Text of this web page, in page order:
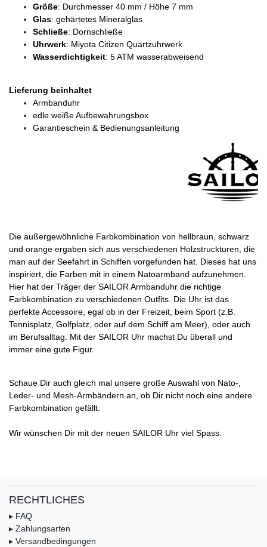
Größe: Durchmesser 40 mm / Höhe 7 mm
Glas: gehärtetes Mineralglas
Schließe: Dornschließe
Uhrwerk: Miyota Citizen Quartzuhrwerk
Wasserdichtigkeit: 5 ATM wasserabweisend
Lieferung beinhaltet
Armbanduhr
edle weiße Aufbewahrungsbox
Garantieschein & Bedienungsanleitung
Die außergewöhnliche Farbkombination von hellbraun, schwarz
und orange ergaben sich aus verschiedenen Holzstruckturen, die
man auf der Seefahrt in Schiffen vorgefunden hat. Dieses hat uns
inspiriert, die Farben mit in einem Natoarmband aufzunehmen.
Hier hat der Träger der SAILOR Armbanduhr die richtige
Farbkombination zu verschiedenen Outfits. Die Uhr ist das
perfekte Accessoire, egal ob in der Freizeit, beim Sport (z.B.
Tennisplatz, Golfplatz, oder auf dem Schiff am Meer), oder auch
im Berufsalltag. Mit der SAILOR Uhr machst Du überall und
immer eine gute Figur.
Schaue Dir auch gleich mal unsere große Auswahl von Nato-,
Leder- und Mesh-Armbändern an, ob Dir nicht noch eine andere
Farbkombination gefällt.
Wir wünschen Dir mit der neuen SAILOR Uhr viel Spass.
RECHTLICHES
▸ FAQ
▸ Zahlungsarten
▸ Versandbedingungen